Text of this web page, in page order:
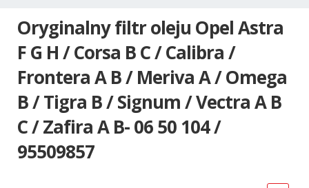
Koszyk
Promocje
Oryginalny filtr oleju Opel Astra
F G H / Corsa B C / Calibra /
Frontera A B / Meriva A / Omega
B / Tigra B / Signum / Vectra A B
C / Zafira A B- 06 50 104 /
95509857